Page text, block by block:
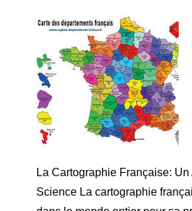
La Cartographie Française: Un
Science La cartographie